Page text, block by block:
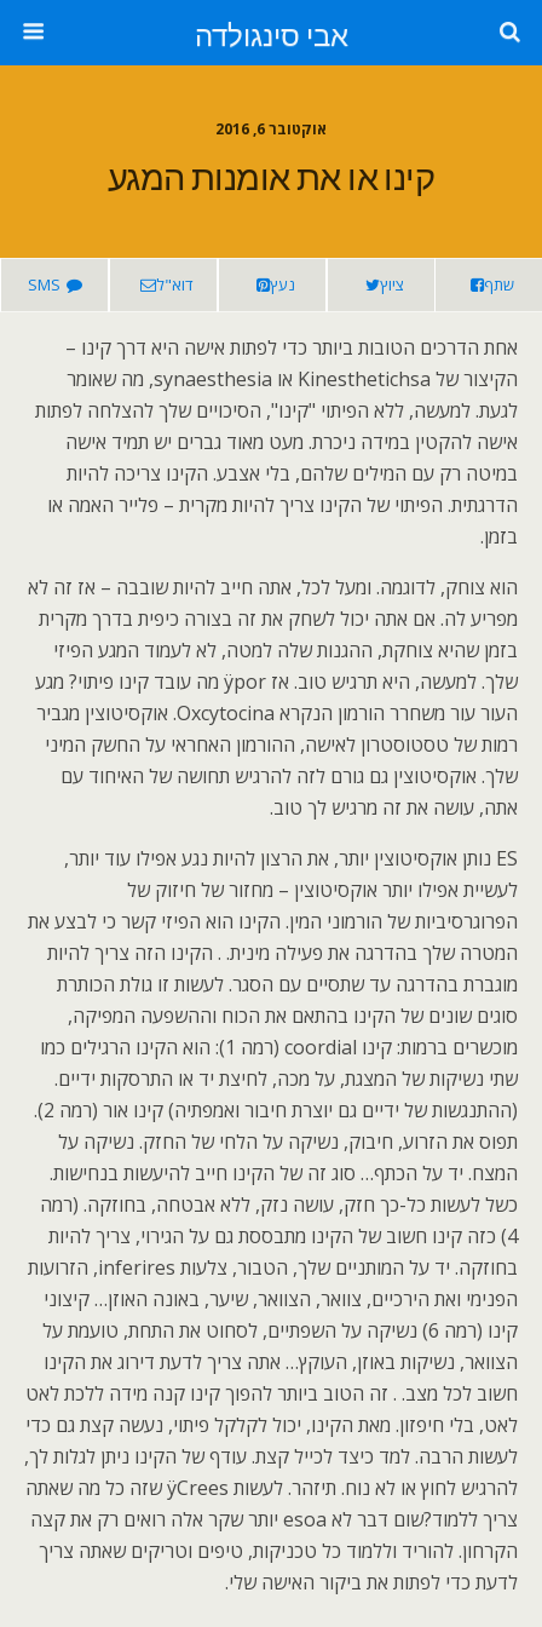
אבי סינגולדה
אוקטובר 6, 2016
קינו או את אומנות המגע
שתף ציוץ נעץ דוא"ל SMS
אחת הדרכים הטובות ביותר כדי לפתות אישה היא דרך קינו –
הקיצור של Kinesthetichsa או synaesthesia, מה שאומר
לגעת. למעשה, ללא הפיתוי "קינו", הסיכויים שלך להצלחה לפתות
אישה להקטין במידה ניכרת. מעט מאוד גברים יש תמיד אישה
במיטה רק עם המילים שלהם, בלי אצבע. הקינו צריכה להיות
הדרגתית. הפיתוי של הקינו צריך להיות מקרית – פלייר האמה או
בזמן.
הוא צוחק, לדוגמה. ומעל לכל, אתה חייב להיות שובבה – אז זה לא
מפריע לה. אם אתה יכול לשחק את זה בצורה כיפית בדרך מקרית
בזמן שהיא צוחקת, ההגנות שלה למטה, לא לעמוד המגע הפיזי
שלך. למעשה, היא תרגיש טוב. אז ÿpor מה עובד קינו פיתוי? מגע
העור עור משחרר הורמון הנקרא Oxcytocina. אוקסיטוצין מגביר
רמות של טסטוסטרון לאישה, ההורמון האחראי על החשק המיני
שלך. אוקסיטוצין גם גורם לזה להרגיש תחושה של האיחוד עם
אתה, עושה את זה מרגיש לך טוב.
ES נותן אוקסיטוצין יותר, את הרצון להיות נגע אפילו עוד יותר,
לעשיית אפילו יותר אוקסיטוצין – מחזור של חיזוק של
הפרוגרסיביות של הורמוני המין. הקינו הוא הפיזי קשר כי לבצע את
המטרה שלך בהדרגה את פעילה מינית. . הקינו הזה צריך להיות
מוגברת בהדרגה עד שתסיים עם הסגר. לעשות זו גולת הכותרת
סוגים שונים של הקינו בהתאם את הכוח וההשפעה המפיקה,
מוכשרים ברמות: קינו coordial (רמה 1): הוא הקינו הרגילים כמו
שתי נשיקות של המצגת, על מכה, לחיצת יד או התרסקות ידיים.
(ההתנגשות של ידיים גם יוצרת חיבור ואמפתיה) קינו אור (רמה 2).
תפוס את הזרוע, חיבוק, נשיקה על הלחי של החזק. נשיקה על
המצח. יד על הכתף… סוג זה של הקינו חייב להיעשות בנחישות.
כשל לעשות כל-כך חזק, עושה נזק, ללא אבטחה, בחוזקה. (רמה
4) כזה קינו חשוב של הקינו מתבססת גם על הגירוי, צריך להיות
בחוזקה. יד על המותניים שלך, הטבור, צלעות inferires, הזרועות
הפנימי ואת הירכיים, צוואר, הצוואר, שיער, באונה האוזן… קיצוני
קינו (רמה 6) נשיקה על השפתיים, לסחוט את התחת, טועמת על
הצוואר, נשיקות באוזן, העוקץ… אתה צריך לדעת דירוג את הקינו
חשוב לכל מצב. . זה הטוב ביותר להפוך קינו קנה מידה ללכת לאט
לאט, בלי חיפזון. מאת הקינו, יכול לקלקל פיתוי, נעשה קצת גם כדי
לעשות הרבה. למד כיצד לכייל קצת. עודף של הקינו ניתן לגלות לך,
להרגיש לחוץ או לא נוח. תיזהר. לעשות ÿCrees שזה כל מה שאתה
צריך ללמוד?שום דבר לא esoa יותר שקר אלה רואים רק את קצה
הקרחון. להוריד וללמוד כל טכניקות, טיפים וטריקים שאתה צריך
לדעת כדי לפתות את ביקור האישה שלי.